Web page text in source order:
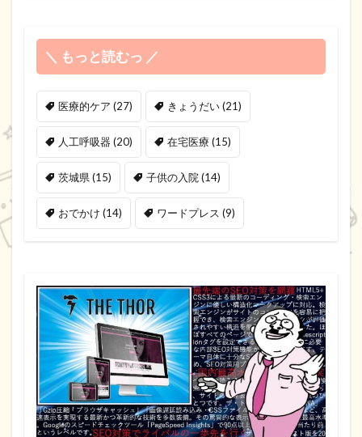
＼ もっと読むっ ／
医療的ケア (27) きょうだい(21)
人工呼吸器 (20) 在宅医療 (15)
茨城県(15) 子供の入院(14)
おでかけ (14) ワードプレス (9)